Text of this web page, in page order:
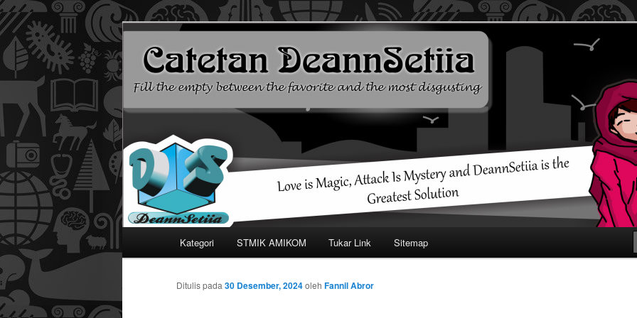
Catetan DS
Mari bermimpi dan ciptakan kehendak
Langsung
ke
Kategori STMIK AMIKOM Tukar Link Sitemap
Ditulis pada 30 Desember, 2024oleh Fannil Abror